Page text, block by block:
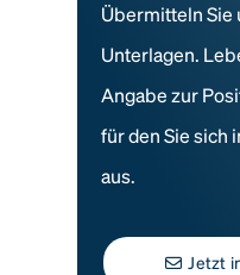
Übermitteln Sie
Unterlagen.
Angabe zur
für den Sie sich
aus.
Jetzt